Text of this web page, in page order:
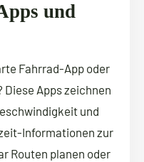
und
Fahrrad-App oder
Apps zeichnen
und
Informationen zur
Routen planen oder